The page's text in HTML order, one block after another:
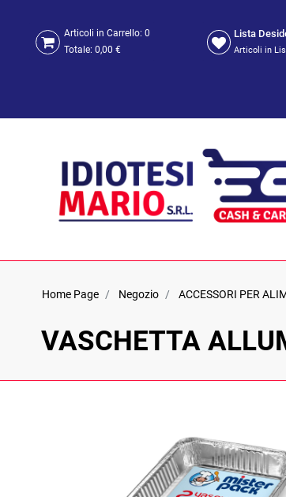
Articoli in Carrello: 0
Totale: 0,00 €
Lista
Articoli in
Home Page Negozio ACCESSORI PER
VASCHETTA